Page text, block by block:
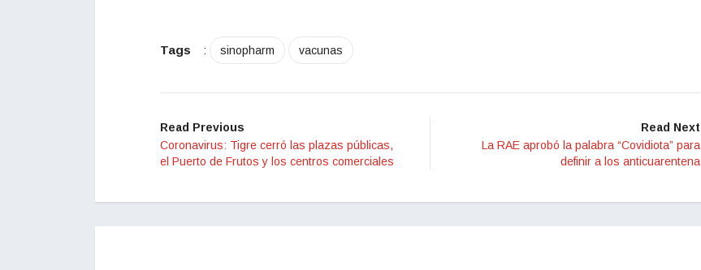
Tags : sinopharm vacunas
Read Previous
Coronavirus: Tigre cerró las plazas públicas,
el Puerto de Frutos y los centros comerciales
Read Next
La RAE aprobó la palabra “Covidiota” para
definir a los anticuarentena